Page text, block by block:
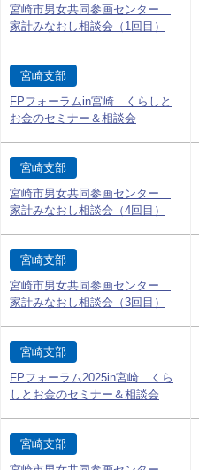
宮崎市男女共同参画センター
家計みなおし相談会（1回目）
宮崎支部
FPフォーラムin宮崎 くらしと
お金のセミナー＆相談会
宮崎支部
宮崎市男女共同参画センター
家計みなおし相談会（4回目）
宮崎支部
宮崎市男女共同参画センター
家計みなおし相談会（3回目）
宮崎支部
FPフォーラム2025in宮崎 くら
しとお金のセミナー＆相談会
宮崎支部